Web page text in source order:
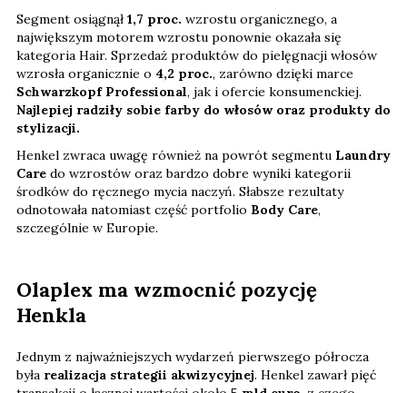
Segment osiągnął1,7 proc. wzrostu organicznego, a
największym motorem wzrostu ponownie okazała się
kategoria Hair. Sprzedaż produktów do pielęgnacji włosów
wzrosła organicznie o 4,2 proc., zarówno dzięki marce
Schwarzkopf Professional, jak i ofercie konsumenckiej.
Najlepiej radziły sobie farby do włosów oraz produkty do
stylizacji.
Henkel zwraca uwagę również na powrót segmentu Laundry
Care do wzrostów oraz bardzo dobre wyniki kategorii
środków do ręcznego mycia naczyń. Słabsze rezultaty
odnotowała natomiast część portfolio Body Care,
szczególnie w Europie.
Olaplex ma wzmocnić pozycję
Henkla
Jednym z najważniejszych wydarzeń pierwszego półrocza
była realizacja strategii akwizycyjnej. Henkel zawarł pięć